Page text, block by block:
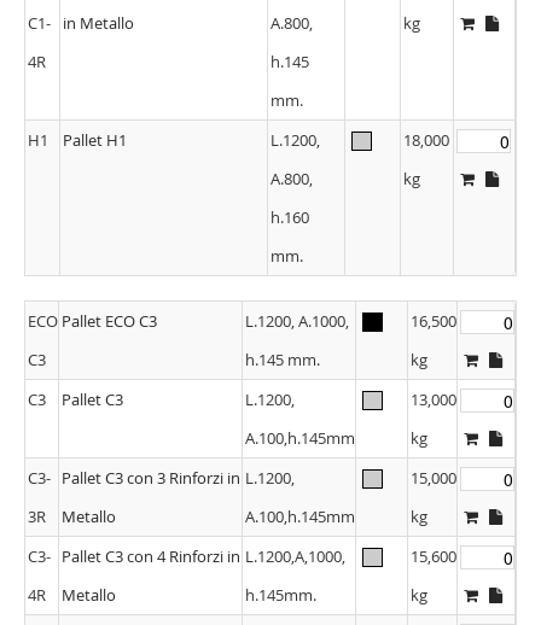
C1-
4R
in Metallo
A.800,
h.145
mm.
kg
H1 Pallet H1
L.1200,
A.800,
h.160
mm.
18,000
kg
ECO
C3
Pallet ECO C3
L.1200, A.1000,
h.145 mm.
16,500
kg
C3
Pallet C3
L.1200,
A.100,h.145mm
13,000
kg
C3-
3R
Pallet C3 con 3 Rinforzi in
Metallo
L.1200,
A.100,h.145mm
15,000
kg
C3-
4R
Pallet C3 con 4 Rinforzi in
Metallo
L.1200,A,1000,
h.145mm.
15,600
kg